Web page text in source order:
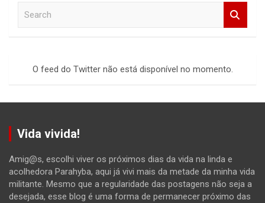
O feed do Twitter não está disponível no momento.
Vida vivida!
Amig@s, escolhi viver os próximos dias da vida na linda e
acolhedora Parahyba, aqui já vivi mais da metade da minha vida
militante. Mesmo que a regularidade das postagens não seja a
desejada, esse blog é uma forma de permanecer próximo das